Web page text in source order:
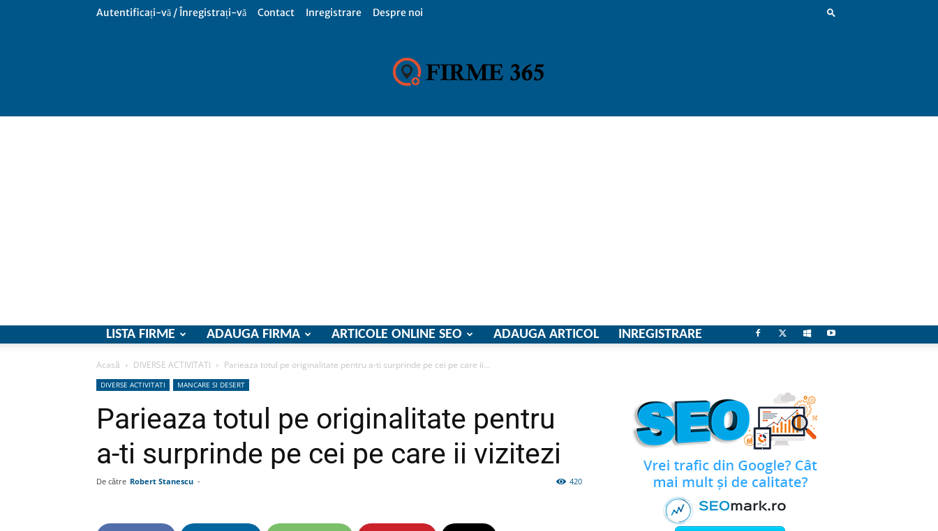
Autentificați-vă / Înregistrați-vă Contact Inregistrare Despre noi
LISTA FIRME ADAUGA FIRMA ARTICOLE ONLINE SEO ADAUGA ARTICOL INREGISTRARE
Acasă DIVERSE ACTIVITATI Parieaza totul pe originalitate pentru a-ti surprinde pe cei pe care ii...
DIVERSE ACTIVITATI MANCARE SI DESERT
Parieaza totul pe originalitate pentru
a-ti surprinde pe cei pe care ii vizitezi
De către Robert Stanescu - 420